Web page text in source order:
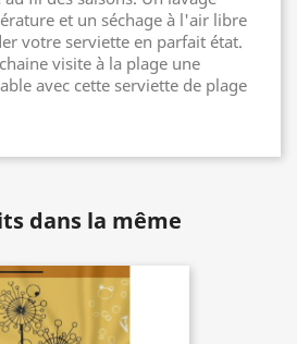
et un séchage à l'air libre
votre serviette en parfait état.
visite à la plage une
avec cette serviette de plage
dans la même